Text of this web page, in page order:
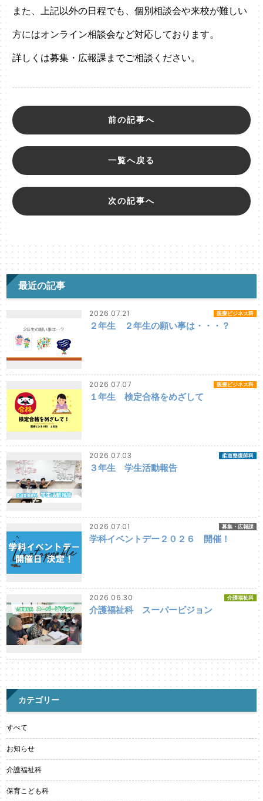
また、上記以外の日程でも、個別相談会や来校が難しい
方にはオンライン相談会など対応しております。
詳しくは募集・広報課までご相談ください。
前の記事へ
一覧へ戻る
次の記事へ
最近の記事
2026.07.21 医療ビジネス科
２年生 ２年生の願い事は・・・？
2026.07.07 医療ビジネス科
１年生 検定合格をめざして
2026.07.03 柔道整復師科
３年生 学生活動報告
2026.07.01 募集・広報課
学科イベントデー２０２６ 開催！
2026.06.30 介護福祉科
介護福祉科 スーパービジョン
カテゴリー
すべて
お知らせ
介護福祉科
保育こども科